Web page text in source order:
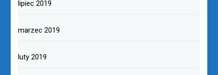
lipiec 2019
marzec 2019
luty 2019